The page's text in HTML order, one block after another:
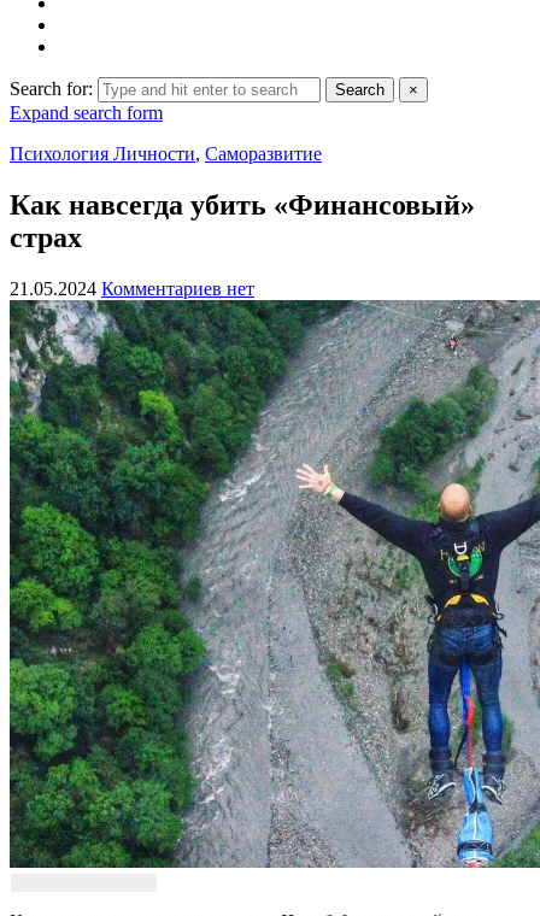
Search for: Search ×
Expand search form
Психология Личности, Саморазвитие
Как навсегда убить «Финансовый»
страх
21.05.2024 Комментариев нет